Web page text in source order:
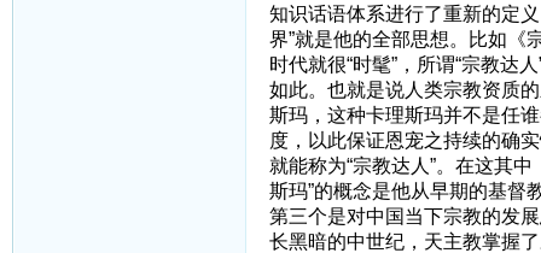
知识话语体系进行了重新的定
界”就是他的全部思想。比如《
时代就很“时髦”，所谓“宗教达
如此。也就是说人类宗教资质
斯玛，这种卡理斯玛并不是任
度，以此保证恩宠之持续的确
就能称为“宗教达人”。在这其
斯玛”的概念是他从早期的基督
第三个是对中国当下宗教的发
长黑暗的中世纪，天主教掌握